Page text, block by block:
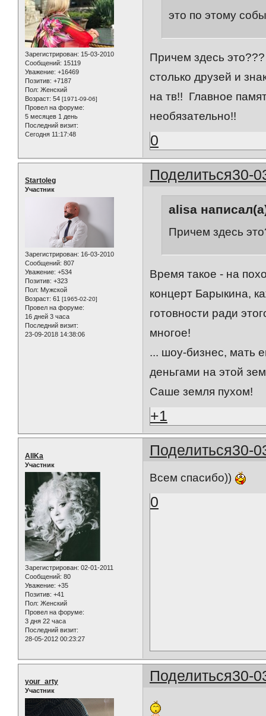
Зарегистрирован: 15-03-2010
Сообщений: 15119
Уважение: +16469
Позитив: +7187
Пол: Женский
Возраст: 54 [1971-09-06]
Провел на форуме:
5 месяцев 1 день
Последний визит:
Сегодня 11:17:48
это по этому
Причем здесь
столько друзей и
на тв!! Главное
необязательно!!
0
Поделиться30-
Startoleg
Участник
Зарегистрирован: 16-03-2010
Сообщений: 807
Уважение: +534
Позитив: +323
Пол: Мужской
Возраст: 61 [1965-02-20]
Провел на форуме:
16 дней 3 часа
Последний визит:
23-09-2018 14:38:06
alisa
Причем здесь
Время такое - на
концерт Барыкина,
готовности ради
многое!
... шоу-бизнес, мать
деньгами на этой
Саше земля пухом!
+1
Поделиться30-
AllKa
Участник
Зарегистрирован: 02-01-2011
Сообщений: 80
Уважение: +35
Позитив: +41
Пол: Женский
Провел на форуме:
3 дня 22 часа
Последний визит:
28-05-2012 00:23:27
Всем спасибо))
0
Поделиться30-
your_arty
Участник